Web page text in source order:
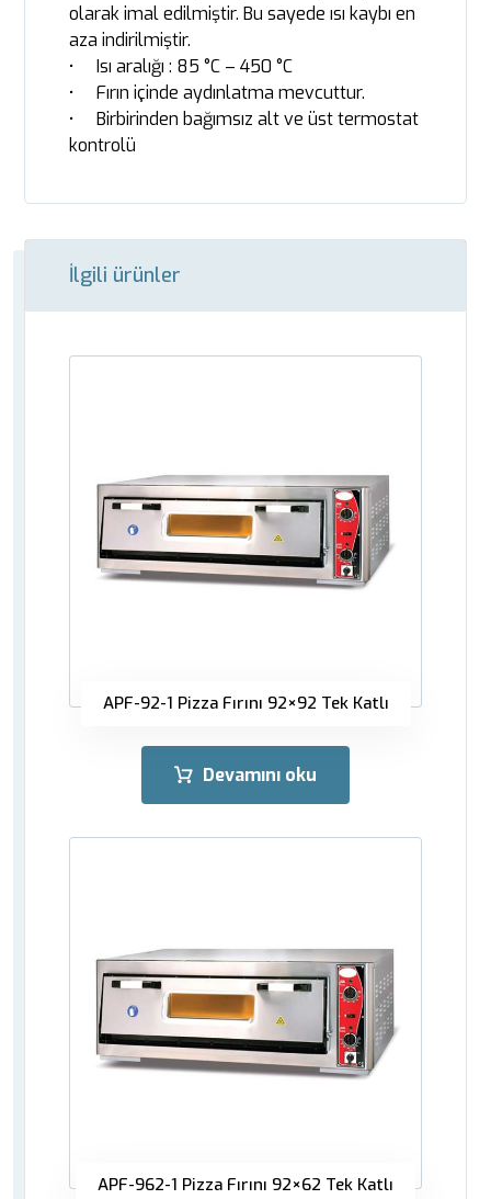
olarak imal edilmiştir. Bu sayede ısı kaybı en
aza indirilmiştir.
• Isı aralığı : 85 °C – 450 °C
• Fırın içinde aydınlatma mevcuttur.
• Birbirinden bağımsız alt ve üst termostat
kontrolü
İlgili ürünler
APF-92-1 Pizza Fırını 92×92 Tek Katlı
Devamını oku
APF-962-1 Pizza Fırını 92×62 Tek Katlı